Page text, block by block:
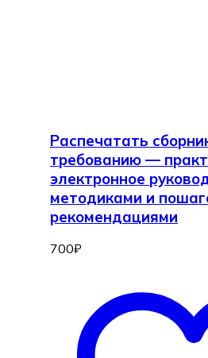
Распечатать
требованию —
электронное
методиками и
рекомендациями
700₽